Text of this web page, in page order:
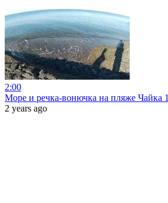
2:00
Море и речка-вонючка на пляже Чайка 1
2 years ago